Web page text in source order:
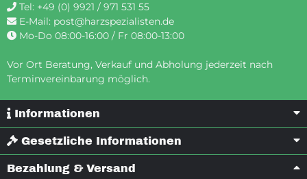
Tel: +49 (0) 9921 / 971 531 55
E-Mail: post@harzspezialisten.de
Mo-Do 08:00-16:00 / Fr 08:00-13:00
Vor Ort Beratung, Verkauf und Abholung jederzeit nach
Terminvereinbarung möglich.
Informationen
Gesetzliche Informationen
Bezahlung & Versand